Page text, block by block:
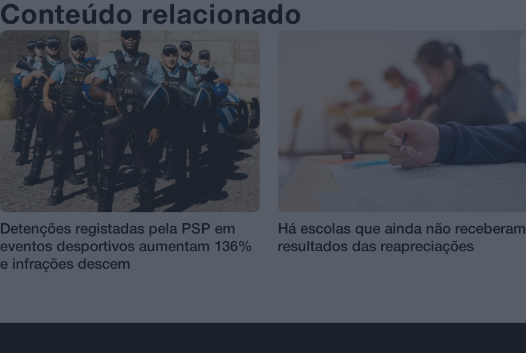
Conteúdo relacionado
Detenções registadas pela PSP em
eventos desportivos aumentam 136%
e infrações descem
Há escolas que ainda não receberam
resultados das reapreciações